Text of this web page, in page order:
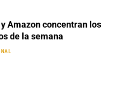
Amazon concentran los
de la semana